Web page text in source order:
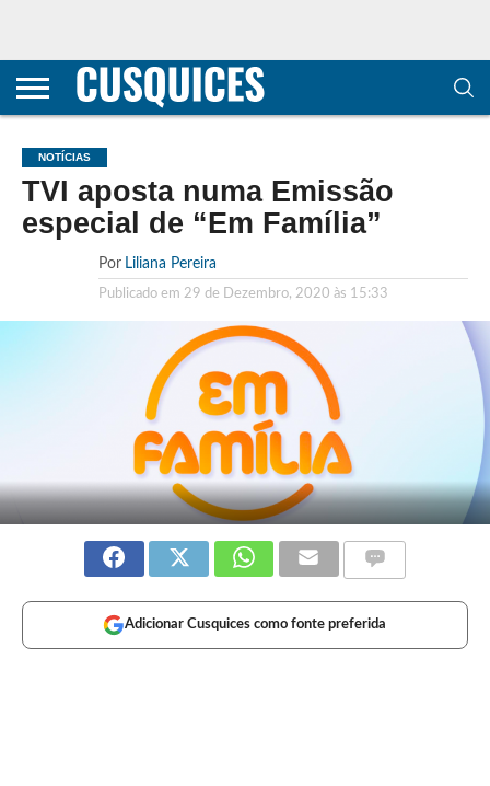
CONTACTOS
HOME
POLÍTICA DE
E COOKIES
SOBRE
TERMOS E
TRANSPARÊNCIA
METODOLOGIA
NOTÍCIAS
TVI aposta numa Emissão
especial de “Em Família”
Por Liliana Pereira
Publicado em 29 de Dezembro, 2020 às 15:33
Adicionar Cusquices como fonte preferida